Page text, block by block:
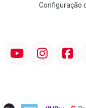
Configuração
Instagram